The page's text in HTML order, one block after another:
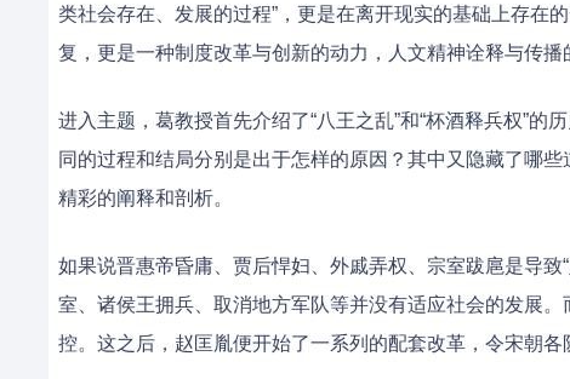
类社会存在、发展的过程”，更是在离开现实的基础上存在
复，更是一种制度改革与创新的动力，人文精神诠释与传播
进入主题，葛教授首先介绍了“八王之乱”和“杯酒释兵权”
同的过程和结局分别是出于怎样的原因？其中又隐藏了哪些
精彩的阐释和剖析。
如果说晋惠帝昏庸、贾后悍妇、外戚弄权、宗室跋扈是导
室、诸侯王拥兵、取消地方军队等并没有适应社会的发展
控。这之后，赵匡胤便开始了一系列的配套改革，令宋朝各